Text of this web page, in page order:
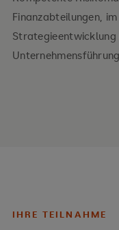
Principles
Framework
Risk identification
Finanzabteilungen,
IHRE TEILNAHME